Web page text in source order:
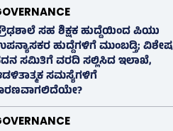
ಸಹ ಶಿಕ್ಷಕ ಹುದ್ದೆಯಿಂದ ಪಿಯು
ಹುದ್ದೆಗಳಿಗೆ ಮುಂಬಡ್ತಿ; ವಿಶೇಷ
ಸಮಿತಿಗೆ ವರದಿ ಸಲ್ಲಿಸಿದ ಇಲಾಖೆ,
ಸಮಸ್ಯೆಗಳಿಗೆ